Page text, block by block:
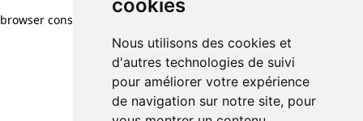
cookies
Nous utilisons des cookies et
d'autres technologies de suivi
pour améliorer votre expérience
de navigation sur notre site, pour
browser console for more information)